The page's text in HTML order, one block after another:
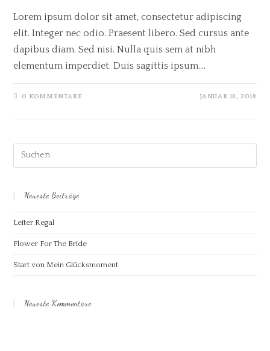
Lorem ipsum dolor sit amet, consectetur adipiscing
elit. Integer nec odio. Praesent libero. Sed cursus ante
dapibus diam. Sed nisi. Nulla quis sem at nibh
elementum imperdiet. Duis sagittis ipsum.…
0 KOMMENTARE JANUAR 18, 2018
Neueste Beiträge
Leiter Regal
Flower For The Bride
Start von Mein Glücksmoment
Neueste Kommentare